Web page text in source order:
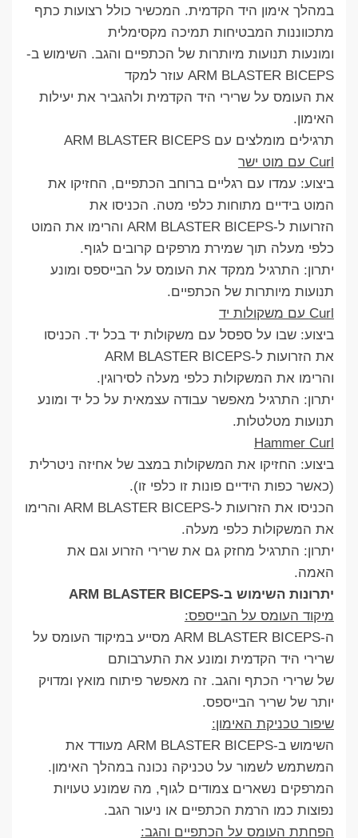
במהלך אימון היד הקדמית. המכשיר כולל רצועות כתף
מתכווננות המבטיחות תמיכה מקסימלית
ומונעות תנועות מיותרות של הכתפיים והגב. השימוש ב-
ARM BLASTER BICEPS עוזר למקד
את העומס על שרירי היד הקדמית ולהגביר את יעילות
האימון.
תרגילים מומלצים עם ARM BLASTER BICEPS
Curl עם מוט ישר
ביצוע: עמדו עם רגליים ברוחב הכתפיים, החזיקו את
המוט בידיים מתוחות כלפי מטה. הכניסו את
הזרועות ל-ARM BLASTER BICEPS והרימו את המוט
כלפי מעלה תוך שמירת מרפקים קרובים לגוף.
יתרון: התרגיל ממקד את העומס על הבייספס ומונע
תנועות מיותרות של הכתפיים.
Curl עם משקולות יד
ביצוע: שבו על ספסל עם משקולות יד בכל יד. הכניסו
את הזרועות ל-ARM BLASTER BICEPS
והרימו את המשקולות כלפי מעלה לסירוגין.
יתרון: התרגיל מאפשר עבודה עצמאית על כל יד ומונע
תנועות מטלטלות.
Hammer Curl
ביצוע: החזיקו את המשקולות במצב של אחיזה ניטרלית
(כאשר כפות הידיים פונות זו כלפי זו).
הכניסו את הזרועות ל-ARM BLASTER BICEPS והרימו
את המשקולות כלפי מעלה.
יתרון: התרגיל מחזק גם את שרירי הזרוע וגם את
האמה.
יתרונות השימוש ב-ARM BLASTER BICEPS
מיקוד העומס על הבייספס:
ה-ARM BLASTER BICEPS מסייע במיקוד העומס על
שרירי היד הקדמית ומונע את התערבותם
של שרירי הכתף והגב. זה מאפשר פיתוח מואץ ומדויק
יותר של שריר הבייספס.
שיפור טכניקת האימון:
השימוש ב-ARM BLASTER BICEPS מעודד את
המשתמש לשמור על טכניקה נכונה במהלך האימון.
המרפקים נשארים צמודים לגוף, מה שמונע טעויות
נפוצות כמו הרמת הכתפיים או ניעור הגב.
הפחתת העומס על הכתפיים והגב: